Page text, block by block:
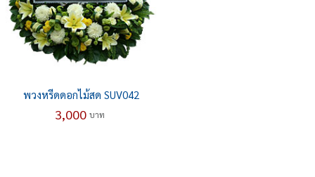
พวงหรีดดอกไม้สด SUV042
3,000 บาท